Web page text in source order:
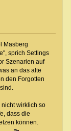
Masberg
sprich Settings
Szenarien auf
an das alte
den Forgotten
wirklich so
dass die
können.